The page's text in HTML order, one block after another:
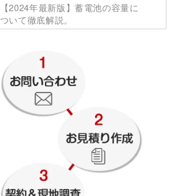
【2024年最新版】蓄電池の容量に
ついて徹底解説。